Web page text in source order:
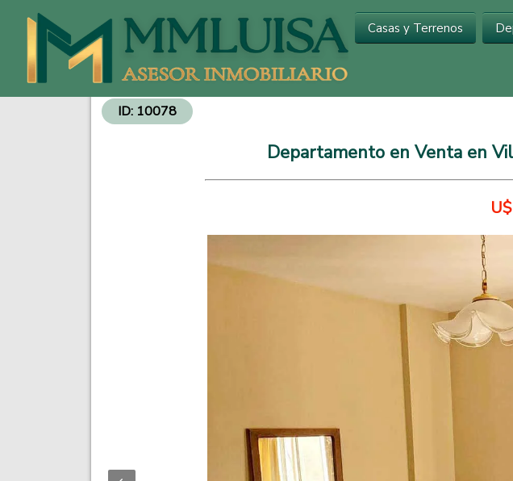
Venta de Departamentos y Propiedades - Inversiones Inmobiliarias
Casas y Terrenos
ID: 10078
Departamento en Venta en